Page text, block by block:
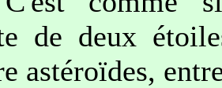
de deux
astéroïdes,